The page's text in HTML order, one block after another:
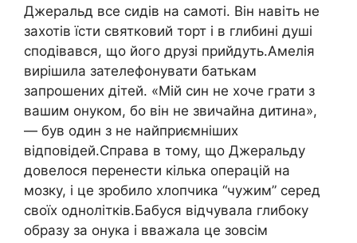
Джеральд все сидів на самоті. Він навіть не
захотів їсти святковий торт і в глибині душі
сподівався, що його друзі прийдуть.Амелія
вирішила зателефонувати батькам
запрошених дітей. «Мій син не хоче грати з
вашим онуком, бо він не звичайна дитина»,
— був один з не найприємніших
відповідей.Справа в тому, що Джеральду
довелося перенести кілька операцій на
мозку, і це зробило хлопчика “чужим” серед
своїх однолітків.Бабуся відчувала глибоку
образу за онука і вважала це зовсім